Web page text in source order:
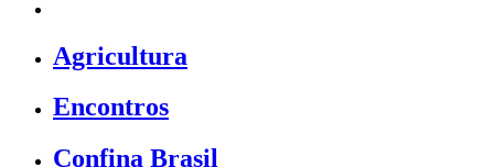
Agricultura
Encontros
Confina Brasil